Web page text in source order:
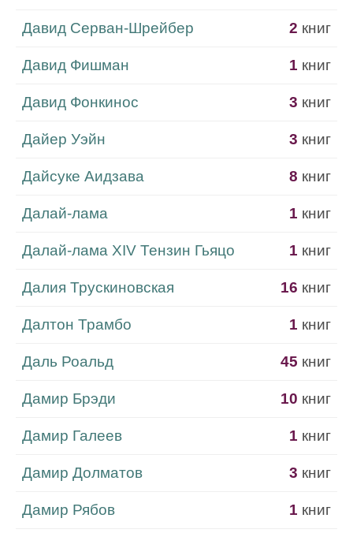
Давид Серван-Шрейбер 2 книг
Давид Фишман 1 книг
Давид Фонкинос 3 книг
Дайер Уэйн 3 книг
Дайсуке Аидзава 8 книг
Далай-лама 1 книг
Далай-лама XIV Тензин Гьяцо 1 книг
Далия Трускиновская 16 книг
Далтон Трамбо 1 книг
Даль Роальд 45 книг
Дамир Брэди 10 книг
Дамир Галеев 1 книг
Дамир Долматов 3 книг
Дамир Рябов 1 книг